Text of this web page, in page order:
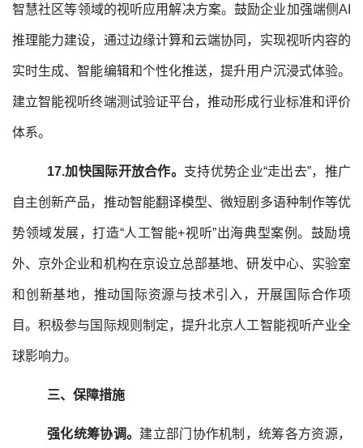
智慧社区等领域的视听应用解决方案。鼓励企业加强端侧AI
推理能力建设，通过边缘计算和云端协同，实现视听内容的
实时生成、智能编辑和个性化推送，提升用户沉浸式体验。
建立智能视听终端测试验证平台，推动形成行业标准和评价
体系。
17.加快国际开放合作。 支持优势企业“走出去”，推广
自主创新产品，推动智能翻译模型、微短剧多语种制作等优
势领域发展，打造“人工智能+视听”出海典型案例。鼓励境
外、京外企业和机构在京设立总部基地、研发中心、实验室
和创新基地，推动国际资源与技术引入，开展国际合作项
目。积极参与国际规则制定，提升北京人工智能视听产业全
球影响力。
三、保障措施
强化统筹协调。 建立部门协作机制，统筹各方资源，